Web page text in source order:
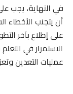
في النهاية، يجب
أن يتجنب الأخطاء
على إطلاع بآخر
الاستمرار في
عمليات التعدين